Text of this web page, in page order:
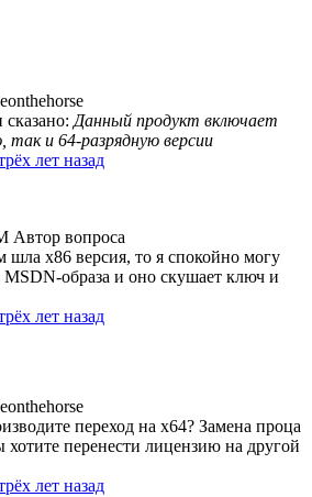
Данный продукт включает
так и 64-разрядную версии
лет назад
Автор вопроса
шла х86 версия, то я спокойно могу
MSDN-образа и оно скушает ключ и
лет назад
переход на х64? Замена проца
перенести лицензию на другой
лет назад